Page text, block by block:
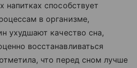
напитках способствует
в организме,
ухудшают качество сна,
восстанавливаться
что перед сном лучше